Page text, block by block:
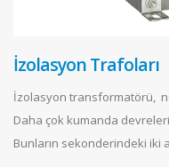
İzolasyon Trafoları
İzolasyon transformatörü,
Daha çok kumanda
Bunların sekonderindeki iki